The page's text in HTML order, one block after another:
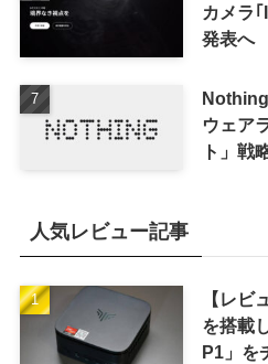
カメラ
発表へ
ウェア
ト」戦
人気レビュー記事
【レビ
を搭載
P1」を